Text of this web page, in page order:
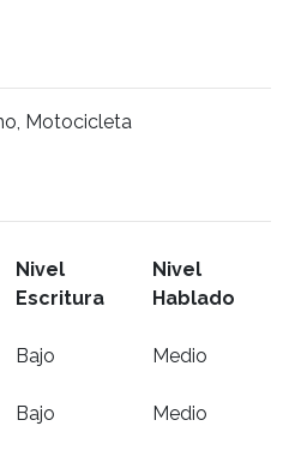
Motocicleta
Nivel
Escritura
Nivel
Hablado
Bajo Medio
Bajo Medio